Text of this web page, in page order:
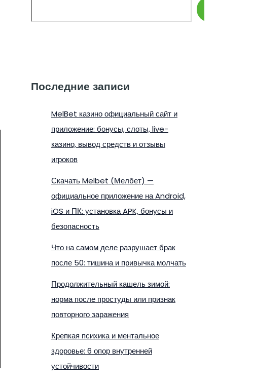
Последние записи
MelBet казино официальный сайт и
приложение: бонусы, слоты, live-
казино, вывод средств и отзывы
игроков
Скачать Melbet (Мелбет) —
официальное приложение на Android,
iOS и ПК: установка APK, бонусы и
безопасность
Что на самом деле разрушает брак
после 50: тишина и привычка молчать
Продолжительный кашель зимой:
норма после простуды или признак
повторного заражения
Крепкая психика и ментальное
здоровье: 6 опор внутренней
устойчивости